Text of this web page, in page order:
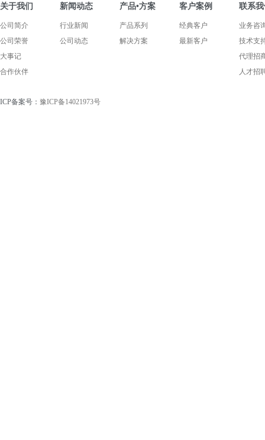
关于我们
公司简介
公司荣誉
大事记
合作伙伴
新闻动态
行业新闻
公司动态
产品•方案
产品系列
解决方案
客户案例
经典客户
最新客户
联系
业务咨
技术支
代理招
人才招
ICP备案号： 豫ICP备14021973号